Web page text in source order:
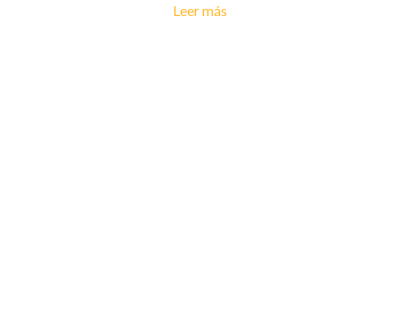
Leer más